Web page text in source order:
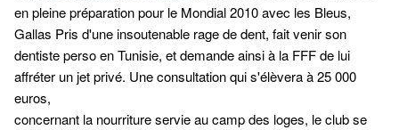
en pleine préparation pour le Mondial 2010 avec les Bleus,
Gallas Pris d'une insoutenable rage de dent, fait venir son
dentiste perso en Tunisie, et demande ainsi à la FFF de lui
affréter un jet privé. Une consultation qui s'élèvera à 25 000
euros,
concernant la nourriture servie au camp des loges, le club se